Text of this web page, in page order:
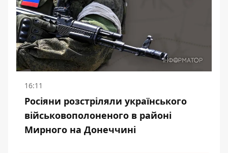
16:11
Росіяни розстріляли українського
військовополоненого в районі
Мирного на Донеччині